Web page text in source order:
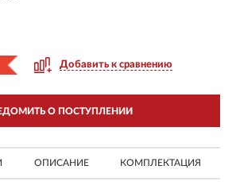
Добавить к сравнению
О ПОСТУПЛЕНИИ
ОПИСАНИЕ КОМПЛЕКТАЦИЯ